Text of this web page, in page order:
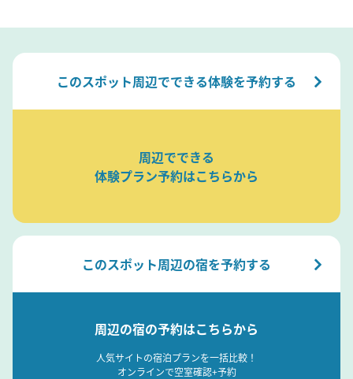
このスポット周辺でできる体験を予約する
周辺でできる
体験プラン予約はこちらから
このスポット周辺の宿を予約する
周辺の宿の予約はこちらから
人気サイトの宿泊プランを一括比較！
オンラインで空室確認+予約